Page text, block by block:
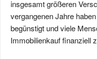
insgesamt größeren
vergangenen Jahre
begünstigt und viele
Immobilienkauf finanziell